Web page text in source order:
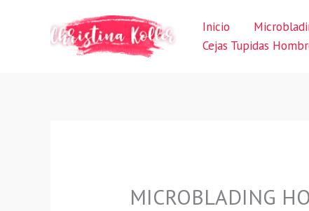
Inicio
Cejas Tupidas
MICROBLADING